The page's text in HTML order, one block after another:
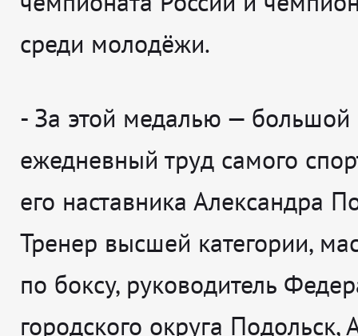
среди молодёжи.
- За этой медалью — большой
ежедневный труд самого
его наставника Александра
Тренер высшей категории,
по боксу, руководитель
городского округа Подольск,